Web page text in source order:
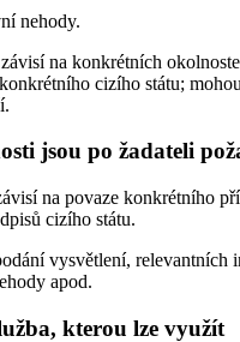
nehody.
na konkrétních
cizího státu;
jsou po žadateli
na povaze konkrétního
cizího státu.
vysvětlení, relevantních
apod.
kterou lze využít